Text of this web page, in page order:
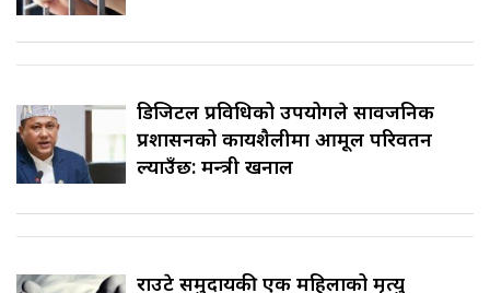
डिजिटल प्रविधिको उपयोगले सार्वजनिक
प्रशासनको कार्यशैलीमा आमूल परिवर्तन
ल्याउँछ: मन्त्री खनाल
राउटे समुदायकी एक महिलाको मृत्यु